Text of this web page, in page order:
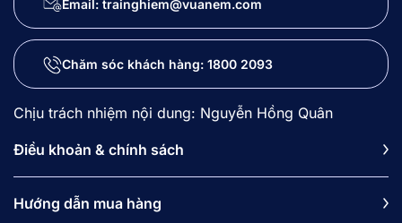
Email: trainghiem@vuanem.com
Chăm sóc khách hàng: 1800 2093
Chịu trách nhiệm nội dung: Nguyễn Hồng Quân
Điều khoản & chính sách
Hướng dẫn mua hàng